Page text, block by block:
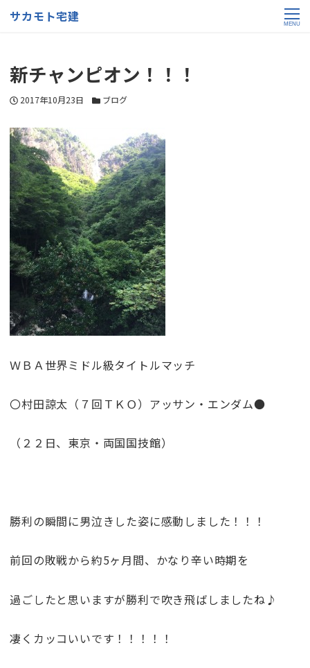
サカモト宅建 MENU
新チャンピオン！！！
投稿日
2017年10月23日 カテゴリー
ブログ
ＷＢＡ世界ミドル級タイトルマッチ
〇村田諒太（７回ＴＫＯ）アッサン・エンダム●
（２２日、東京・両国国技館）
勝利の瞬間に男泣きした姿に感動しました！！！
前回の敗戦から約5ヶ月間、かなり辛い時期を
過ごしたと思いますが勝利で吹き飛ばしましたね♪
凄くカッコいいです！！！！！